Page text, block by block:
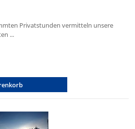
Privatstunden vermitteln unsere
...